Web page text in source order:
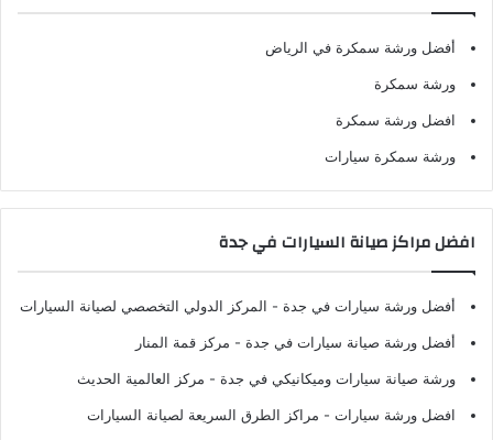
أفضل ورشة سمكرة في الرياض
ورشة سمكرة
افضل ورشة سمكرة
ورشة سمكرة سيارات
افضل مراكز صيانة السيارات في جدة
أفضل ورشة سيارات في جدة - المركز الدولي التخصصي لصيانة السيارات
أفضل ورشة صيانة سيارات في جدة - مركز قمة المنار
ورشة صيانة سيارات وميكانيكي في جدة - مركز العالمية الحديث
افضل ورشة سيارات - مراكز الطرق السريعة لصيانة السيارات